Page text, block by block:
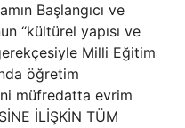
Başlangıcı ve
“kültürel yapısı ve
Milli Eğitim
öğretim
müfredatta evrim
İLİŞKİN TÜM